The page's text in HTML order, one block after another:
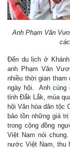
Anh Phạm Văn
Đến du lịch ở
anh Phạm Văn
nhiều thời gian tham
ngày hội. Anh cùng
tỉnh Đắk Lắk, múa
hội Văn hóa dân tộc
bảo tồn những giá
trong cộng đồng
Việt Nam nói
nước Việt Nam, thu